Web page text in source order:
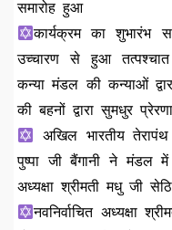
समारोह हुआ
कार्यक्रम का शुभारंभ
उच्चारण से हुआ
कन्या मंडल की कन्याओं
की बहनों द्वारा सुमधुर
अखिल भारतीय
पुष्पा जी बैंगानी ने मंडल में
अध्यक्षा श्रीमती मधु जी
नवनिर्वाचित अध्यक्षा